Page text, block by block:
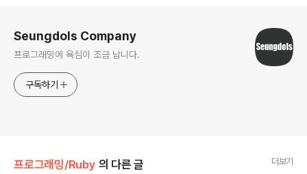
Seungdols Company
프로그래밍에 욕심이 조금 납니다.
구독하기
프로그래밍/Ruby 의 다른 글 더보기